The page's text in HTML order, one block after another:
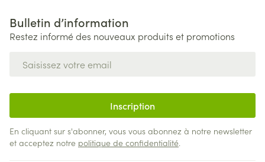
Bulletin d’information
Restez informé des nouveaux produits et promotions
Inscription
En cliquant sur s'abonner, vous vous abonnez à notre newsletter
et acceptez notre politique de confidentialité.